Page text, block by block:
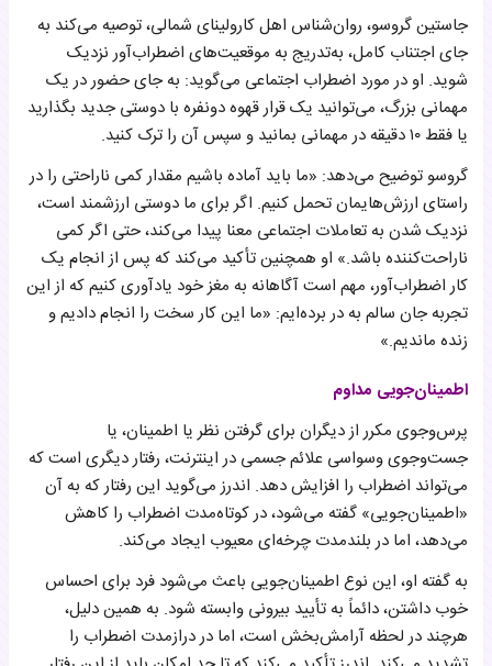
جاستین گروسو، روان‌شناس اهل کارولینای شمالی، توصیه می‌کند به
جای اجتناب کامل، به‌تدریج به موقعیت‌های اضطراب‌آور نزدیک
شوید. او در مورد اضطراب اجتماعی می‌گوید: به جای حضور در یک
مهمانی بزرگ، می‌توانید یک قرار قهوه دونفره با دوستی جدید بگذارید
یا فقط ۱۰ دقیقه در مهمانی بمانید و سپس آن را ترک کنید.
گروسو توضیح می‌دهد: «ما باید آماده باشیم مقدار کمی ناراحتی را در
راستای ارزش‌هایمان تحمل کنیم. اگر برای ما دوستی ارزشمند است،
نزدیک شدن به تعاملات اجتماعی معنا پیدا می‌کند، حتی اگر کمی
ناراحت‌کننده باشد.» او همچنین تأکید می‌کند که پس از انجام یک
کار اضطراب‌آور، مهم است آگاهانه به مغز خود یادآوری کنیم که از این
تجربه جان سالم به در برده‌ایم: «ما این کار سخت را انجام دادیم و
زنده ماندیم.»
اطمینان‌جویی مداوم
پرس‌وجوی مکرر از دیگران برای گرفتن نظر یا اطمینان، یا
جست‌وجوی وسواسی علائم جسمی در اینترنت، رفتار دیگری است که
می‌تواند اضطراب را افزایش دهد. اندرز می‌گوید این رفتار که به آن
«اطمینان‌جویی» گفته می‌شود، در کوتاه‌مدت اضطراب را کاهش
می‌دهد، اما در بلندمدت چرخه‌ای معیوب ایجاد می‌کند.
به گفته او، این نوع اطمینان‌جویی باعث می‌شود فرد برای احساس
خوب داشتن، دائماً به تأیید بیرونی وابسته شود. به همین دلیل،
هرچند در لحظه آرامش‌بخش است، اما در درازمدت اضطراب را